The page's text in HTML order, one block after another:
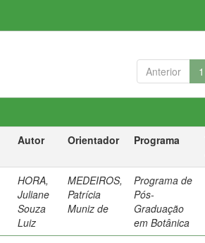
Anterior 1
Autor Orientador Programa
HORA,
Juliane
Souza
Luiz
MEDEIROS,
Patrícia
Muniz de
Programa de
Pós-
Graduação
em Botânica